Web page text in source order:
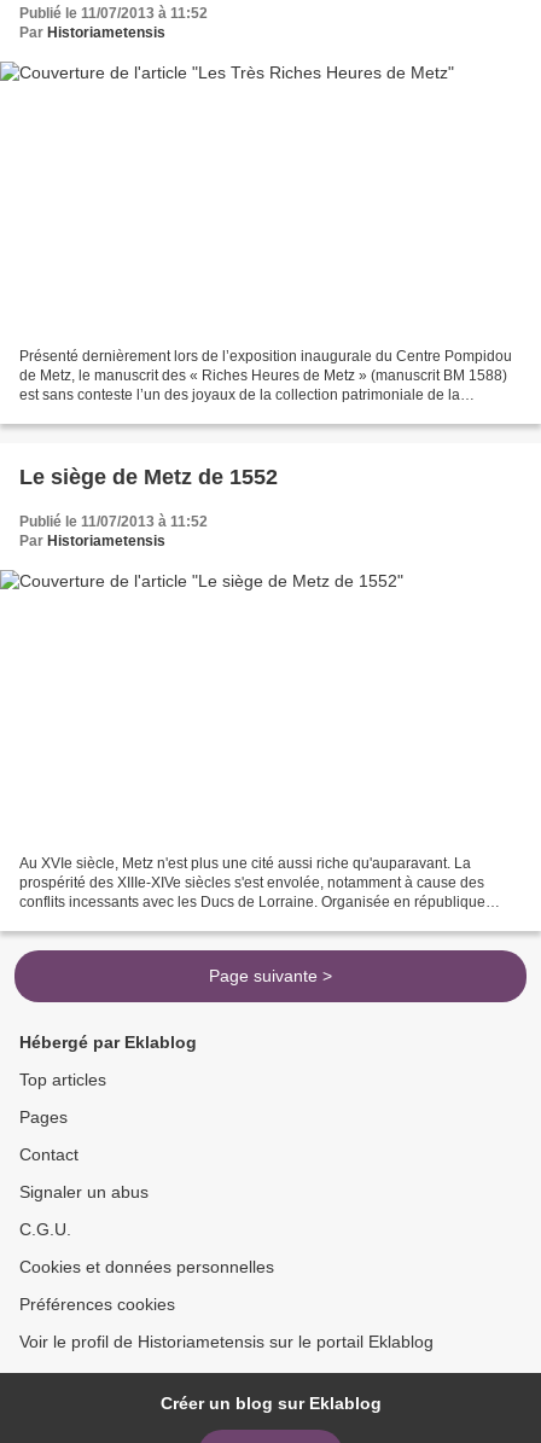
Publié le 11/07/2013 à 11:52
Par Historiametensis
Présenté dernièrement lors de l’exposition inaugurale du Centre Pompidou
de Metz, le manuscrit des « Riches Heures de Metz » (manuscrit BM 1588)
est sans conteste l’un des joyaux de la collection patrimoniale de la
Le siège de Metz de 1552
Publié le 11/07/2013 à 11:52
Par Historiametensis
Au XVIe siècle, Metz n'est plus une cité aussi riche qu'auparavant. La
prospérité des XIIIe-XIVe siècles s'est envolée, notamment à cause des
conflits incessants avec les Ducs de Lorraine. Organisée en république
Page suivante >
Hébergé par Eklablog
Top articles
Pages
Contact
Signaler un abus
C.G.U.
Cookies et données personnelles
Préférences cookies
Voir le profil de Historiametensis sur le portail Eklablog
Créer un blog sur Eklablog